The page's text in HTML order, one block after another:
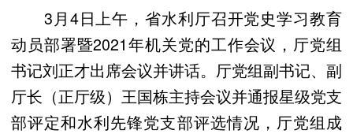
3月4日上午，省水利厅召开党史学习教育
动员部署暨2021年机关党的工作会议，厅党组
书记刘正才出席会议并讲话。厅党组副书记、副
厅长（正厅级）王国栋主持会议并通报星级党支
部评定和水利先锋党支部评选情况，厅党组成